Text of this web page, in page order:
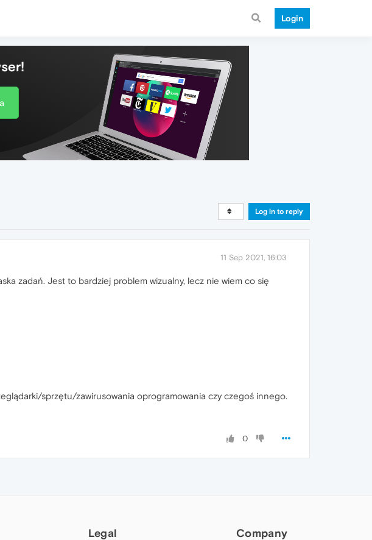
Login
Log in to reply
11 Sep 2021, 16:03
zadań. Jest to bardziej problem wizualny, lecz nie wiem co się
sprzętu/zawirusowania oprogramowania czy czegoś innego.
0
Legal Company